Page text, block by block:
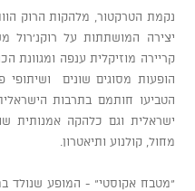
יצירה המושתתות על רוקנ'רול
הופעות מסוגים שונים ושיתופי
הטביעו חותמם בתרבות
ישראלית וגם כלהקה אמנותית
מחול, קולנוע ותיאטרון.